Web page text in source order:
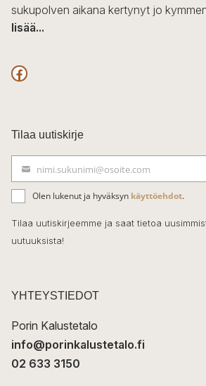
sukupolven aikana kertynyt jo
lisää...
F
c
e
b
o
o
k
Tilaa uutiskirje
ä
h
k
p
t
nimi.sukunimi@osoite.com
Olen lukenut ja hyväksyn käyttöehdot.
Tilaa uutiskirjeemme ja saat tietoa
uutuuksista!
YHTEYSTIEDOT
Porin Kalustetalo
info@porinkalustetalo.fi
02 633 3150